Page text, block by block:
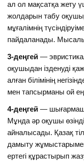
ал ол мақсатқа жету
жолдарын табу
мұғалімнің
пайдаланады.
3-деңгей —
оқушыдан ізденуді
алған білімінің
мен тапсырманы ой
4-деңгей —
Мұнда әр оқушы
айналысады. Қазақ
дамыту
ертегі құрастырып